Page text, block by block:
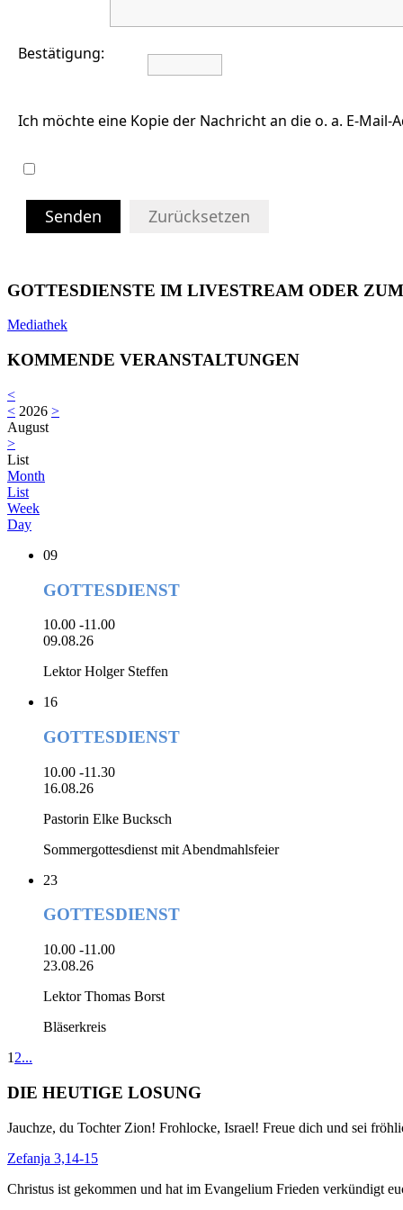
Bestätigung:
Ich möchte eine Kopie der Nachricht an die o. a. E-Mail-
Senden Zurücksetzen
GOTTESDIENSTE IM LIVESTREAM ODER
Mediathek
KOMMENDE VERANSTALTUNGEN
<
< 2026 >
August
>
List
Month
List
Week
Day
09
GOTTESDIENST
10.00 -11.00
09.08.26
Lektor Holger Steffen
16
GOTTESDIENST
10.00 -11.30
16.08.26
Pastorin Elke Bucksch
Sommergottesdienst mit Abendmahlsfeier
23
GOTTESDIENST
10.00 -11.00
23.08.26
Lektor Thomas Borst
Bläserkreis
1 2...
DIE HEUTIGE LOSUNG
Jauchze, du Tochter Zion! Frohlocke, Israel! Freue dich und sei
Zefanja 3,14-15
Christus ist gekommen und hat im Evangelium Frieden verkündigt